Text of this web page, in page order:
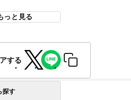
っと見る
する
探す